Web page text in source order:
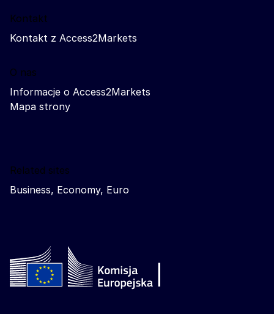
Kontakt
Kontakt z Access2Markets
O nas
Informacje o Access2Markets
Mapa strony
Related sites
Business, Economy, Euro